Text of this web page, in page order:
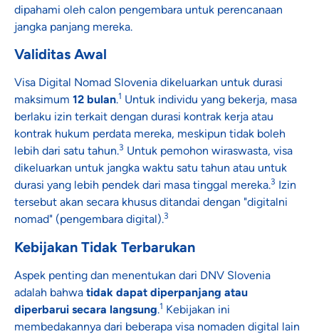
dipahami oleh calon pengembara untuk perencanaan
jangka panjang mereka.
Validitas Awal
Visa Digital Nomad Slovenia dikeluarkan untuk durasi
maksimum 12 bulan.1 Untuk individu yang bekerja, masa
berlaku izin terkait dengan durasi kontrak kerja atau
kontrak hukum perdata mereka, meskipun tidak boleh
lebih dari satu tahun.3 Untuk pemohon wiraswasta, visa
dikeluarkan untuk jangka waktu satu tahun atau untuk
durasi yang lebih pendek dari masa tinggal mereka.3 Izin
tersebut akan secara khusus ditandai dengan "digitalni
nomad" (pengembara digital).3
Kebijakan Tidak Terbarukan
Aspek penting dan menentukan dari DNV Slovenia
adalah bahwa tidak dapat diperpanjang atau
diperbarui secara langsung.1 Kebijakan ini
membedakannya dari beberapa visa nomaden digital lain